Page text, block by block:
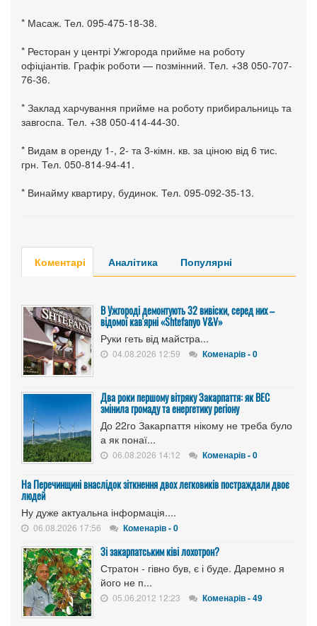
* Масаж. Тел. 095-475-18-38.
* Ресторан у центрі Ужгорода прийме на роботу
офіціантів. Графік роботи — позмінний. Тел. +38 050-707-
76-36.
* Заклад харчування прийме на роботу прибиральниць та
завгоспа. Тел. +38 050-414-44-30.
* Видам в оренду 1-, 2- та 3-кімн. кв. за ціною від 6 тис.
грн. Тел. 050-814-94-41.
* Винайму квартиру, будинок. Тел. 095-092-35-13.
Коментарі Аналітика Популярні
В Ужгороді демонтують 32 вивіски, серед них –
відомої кав'ярні «Shtefanyo V&V»
Руки геть від майстра...
04.08.2026 12:59 Коменарів - 0
Два роки першому вітряку Закарпаття: як ВЕС
змінила громаду та енергетику регіону
До 22го Закарпаття нікому не треба було
а як понаї...
06.08.2026 14:12 Коменарів - 0
На Перечинщині внаслідок зіткнення двох легковиків постраждали двоє
людей
Ну дуже актуальна інформація....
06.08.2026 17:56 Коменарів - 0
Зі закарпатським ківі лохотрон?
Стратон - гівно був, є і буде. Даремно я
його не п...
05.06.2012 12:23 Коменарів - 49